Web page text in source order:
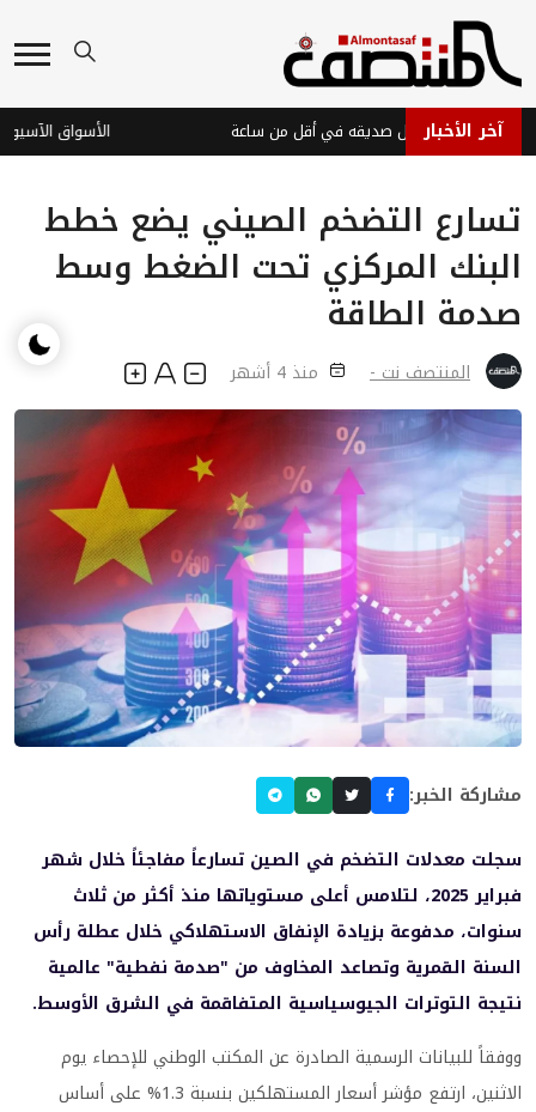
آخر الأخبار
تضبط قاتل صديقه في أقل من ساعة
تسارع التضخم الصيني يضع خطط
البنك المركزي تحت الضغط وسط
صدمة الطاقة
المنتصف نت - منذ 4 أشهر
مشاركة الخبر:
سجلت معدلات التضخم في الصين تسارعاً مفاجئاً خلال شهر
فبراير 2025، لتلامس أعلى مستوياتها منذ أكثر من ثلاث
سنوات، مدفوعة بزيادة الإنفاق الاستهلاكي خلال عطلة رأس
السنة القمرية وتصاعد المخاوف من "صدمة نفطية" عالمية
نتيجة التوترات الجيوسياسية المتفاقمة في الشرق الأوسط.
ووفقاً للبيانات الرسمية الصادرة عن المكتب الوطني للإحصاء يوم
الاثنين، ارتفع مؤشر أسعار المستهلكين بنسبة 1.3% على أساس